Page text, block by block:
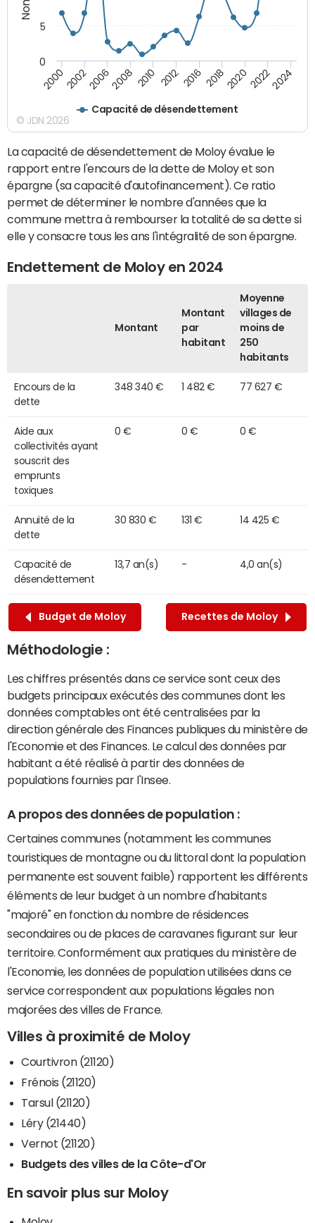
Capacité de désendettement
2000200220062008 2010 2012 2016 2018202020222024
0
5
© JDN 2026
La capacité de désendettement de Moloy évalue le
rapport entre l'encours de la dette de Moloy et son
épargne (sa capacité d'autofinancement). Ce ratio
permet de déterminer le nombre d'années que la
commune mettra à rembourser la totalité de sa dette si
elle y consacre tous les ans l'intégralité de son épargne.
Endettement de Moloy en 2024
Montant
Montant
par
habitant
Moyenne
villages de
moins de
250
habitants
Encours de la
dette
348 340 € 1 482 € 77 627 €
Aide aux
collectivités ayant
souscrit des
emprunts
toxiques
0 € 0 € 0 €
Annuité de la
dette
30 830 € 131 € 14 425 €
Capacité de
désendettement
13,7 an(s) - 4,0 an(s)
Budget de Moloy Recettes de Moloy
Méthodologie :
Les chiffres présentés dans ce service sont ceux des
budgets principaux exécutés des communes dont les
données comptables ont été centralisées par la
direction générale des Finances publiques du ministère de
l'Economie et des Finances. Le calcul des données par
habitant a été réalisé à partir des données de
populations fournies par l'Insee.
A propos des données de population :
Certaines communes (notamment les communes
touristiques de montagne ou du littoral dont la population
permanente est souvent faible) rapportent les différents
éléments de leur budget à un nombre d'habitants
"majoré" en fonction du nombre de résidences
secondaires ou de places de caravanes figurant sur leur
territoire. Conformément aux pratiques du ministère de
l'Economie, les données de population utilisées dans ce
service correspondent aux populations légales non
majorées des villes de France.
Villes à proximité de Moloy
Courtivron (21120)
Frénois (21120)
Tarsul (21120)
Léry (21440)
Vernot (21120)
Budgets des villes de la Côte-d'Or
En savoir plus sur Moloy